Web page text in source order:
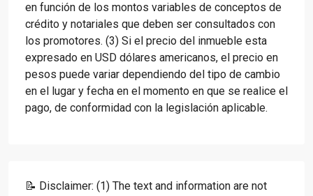
en función de los montos variables de conceptos de
crédito y notariales que deben ser consultados con
los promotores. (3) Si el precio del inmueble esta
expresado en USD dólares americanos, el precio en
pesos puede variar dependiendo del tipo de cambio
en el lugar y fecha en el momento en que se realice el
pago, de conformidad con la legislación aplicable.
📝 Disclaimer: (1) The text and information are not